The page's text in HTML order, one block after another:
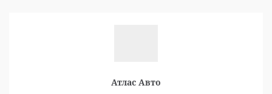
Атлас Авто